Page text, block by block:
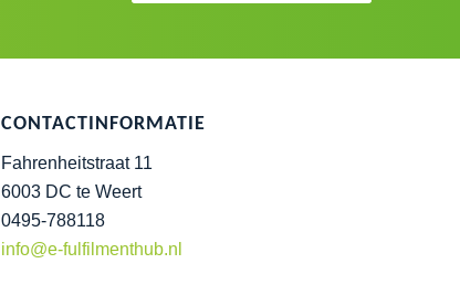
CONTACTINFORMATIE
Fahrenheitstraat 11
6003 DC te Weert
0495-788118
info@e-fulfilmenthub.nl